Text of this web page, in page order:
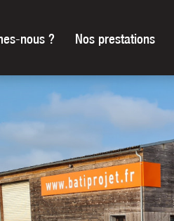
nous ? Nos prestations